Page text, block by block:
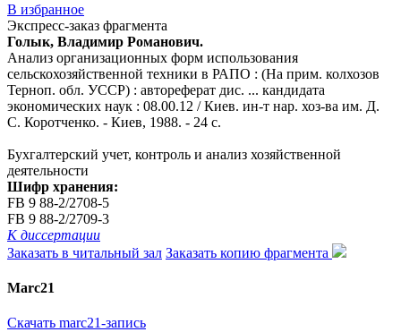
В избранное
Экспресс-заказ фрагмента
Голык, Владимир Романович.
Анализ организационных форм использования
сельскохозяйственной техники в РАПО : (На прим. колхозов
Терноп. обл. УССР) : автореферат дис. ... кандидата
экономических наук : 08.00.12 / Киев. ин-т нар. хоз-ва им. Д.
С. Коротченко. - Киев, 1988. - 24 с.
Бухгалтерский учет, контроль и анализ хозяйственной
деятельности
Шифр хранения:
FB 9 88-2/2708-5
FB 9 88-2/2709-3
К диссертации
Заказать в читальный зал Заказать копию фрагмента
Marc21
Скачать marc21-запись